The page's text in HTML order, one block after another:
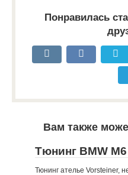
Понравилась
Вам также
Тюнинг BMW
Тюнинг ателье Vorsteiner,